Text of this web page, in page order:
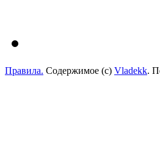
Правила. Содержимое (с) Vladekk.